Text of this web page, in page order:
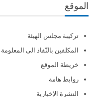
الموقع
تركيبة مجلس الهيئة
المكلفين بالنّفاذ الى المعلومة
خريطة الموقع
روابط هامة
النشرة الإخبارية